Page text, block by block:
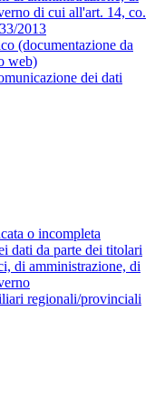
di cui all'art. 14, co.
2013
(documentazione da
web)
dei dati
o incompleta
dati da parte dei titolari
di amministrazione, di
regionali/provinciali